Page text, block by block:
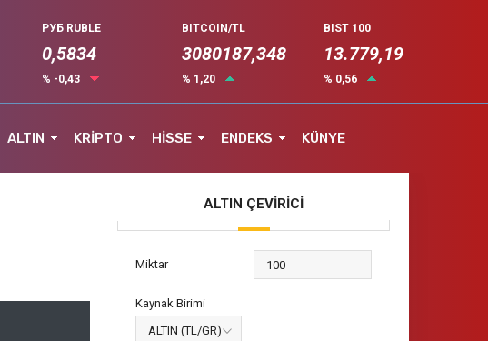
РУБ RUBLE
0,5834
% -0,43
BITCOIN/TL
3080187,348
% 1,20
BIST 100
13.779,19
% 0,56
ALTIN KRİPTO HİSSE ENDEKS KÜNYE
ALTIN ÇEVİRİCİ
Miktar
Kaynak Birimi